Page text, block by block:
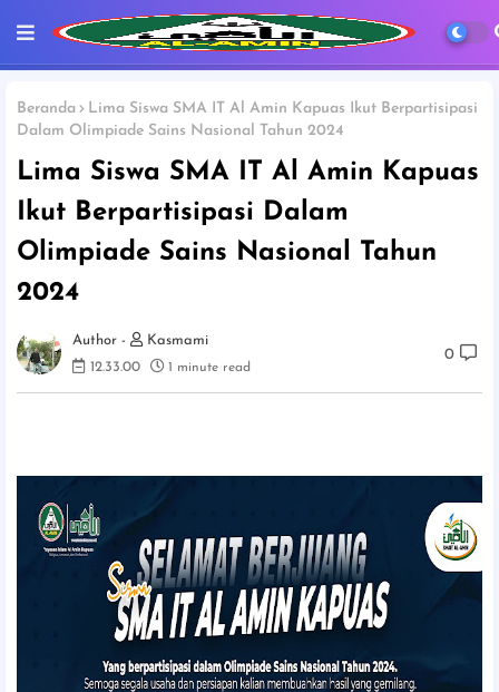
Beranda
Lima Siswa SMA IT Al Amin Kapuas Ikut Berpartisipasi
Dalam Olimpiade Sains Nasional Tahun 2024
Lima Siswa SMA IT Al Amin Kapuas
Ikut Berpartisipasi Dalam
Olimpiade Sains Nasional Tahun
2024
Kasmami
12.33.00
1 minute read
0